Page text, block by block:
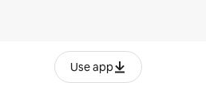
Use app